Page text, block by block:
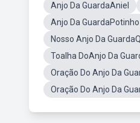
Anjo Da GuardaAniel
Anjo Da
Nosso Anjo Da
Toalha DoAnjo Da
Oração Do Anjo Da
Oração Do Anjo Da